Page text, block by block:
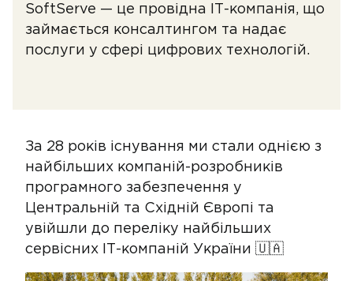
SoftServe — це провідна ІТ-компанія, що
займається консалтингом та надає
послуги у сфері цифрових технологій.
За 28 років існування ми стали однією з
найбільших компаній-розробників
програмного забезпечення у
Центральній та Східній Європі та
увійшли до переліку найбільших
сервісних ІТ-компаній України 🇺🇦